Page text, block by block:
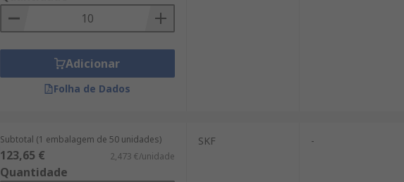
Adicionar
Folha de Dados
Subtotal (1 embalagem de 50 unidades)
123,65 € 2,473 €/unidade
Quantidade
SKF -